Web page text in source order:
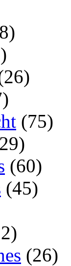
(75)
(60)
(45)
(26)